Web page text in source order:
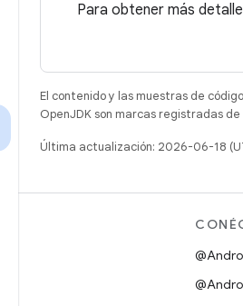
Para obtener más
El contenido y las muestras de
OpenJDK son marcas registradas
Última actualización: 2026-06-18